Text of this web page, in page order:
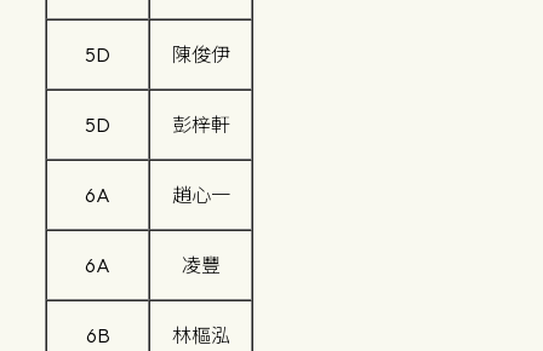
5D 陳俊伊
5D 彭梓軒
6A 趙心一
6A 凌豐
6B 林樞泓